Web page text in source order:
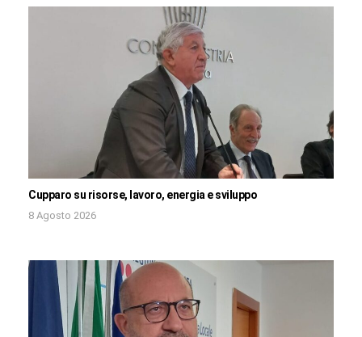
Cupparo su risorse, lavoro, energia e sviluppo
8 Agosto 2026